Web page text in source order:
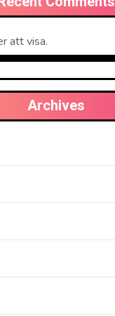
att visa.
Archives